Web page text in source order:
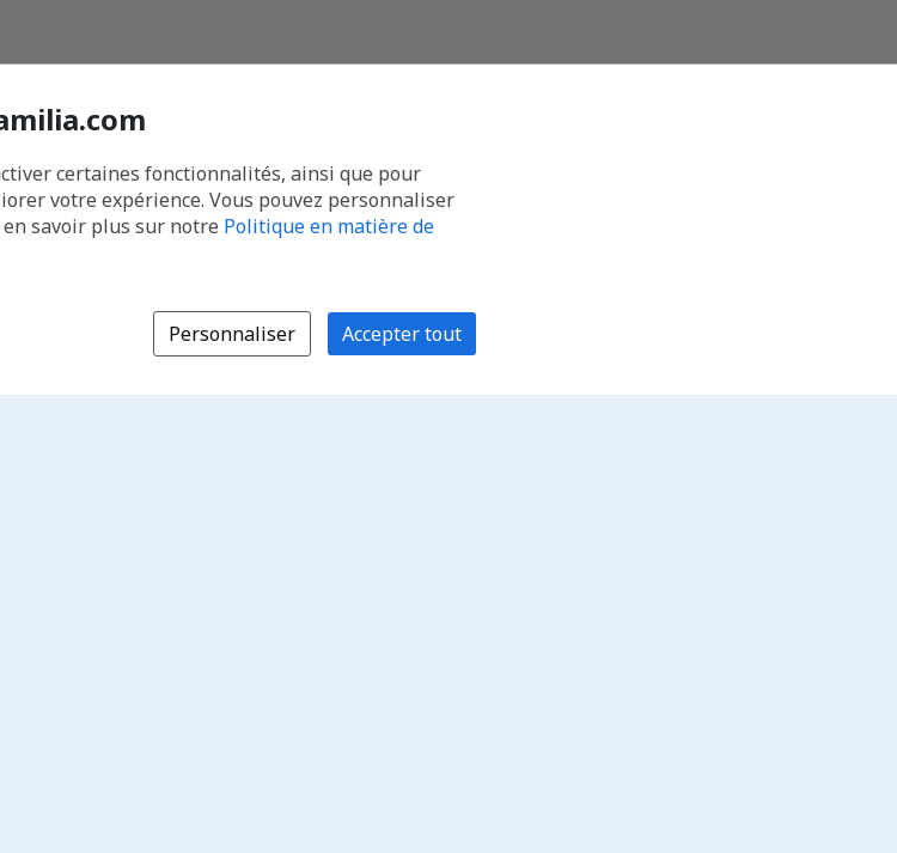
certaines fonctionnalités, ainsi que pour
votre expérience. Vous pouvez personnaliser
en savoir plus sur notre Politique en matière de
Personnaliser Accepter tout